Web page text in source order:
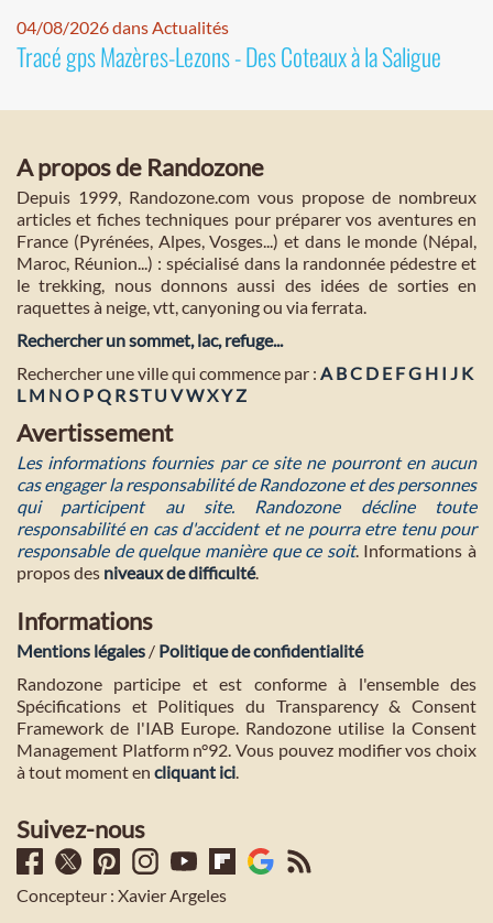
04/08/2026 dans Actualités
Tracé gps Mazères-Lezons - Des Coteaux à la Saligue
A propos de Randozone
Depuis 1999, Randozone.com vous propose de nombreux
articles et fiches techniques pour préparer vos aventures en
France (Pyrénées, Alpes, Vosges...) et dans le monde (Népal,
Maroc, Réunion...) : spécialisé dans la randonnée pédestre et
le trekking, nous donnons aussi des idées de sorties en
raquettes à neige, vtt, canyoning ou via ferrata.
Rechercher un sommet, lac, refuge...
Rechercher une ville qui commence par : A BC D E FG H I J K
L M NO PQ RST U VWXYZ
Avertissement
Les informations fournies par ce site ne pourront en aucun
cas engager la responsabilité de Randozone et des personnes
qui participent au site. Randozone décline toute
responsabilité en cas d'accident et ne pourra etre tenu pour
responsable de quelque manière que ce soit. Informations à
propos des niveaux de difficulté.
Informations
Mentions légales / Politique de confidentialité
Randozone participe et est conforme à l'ensemble des
Spécifications et Politiques du Transparency & Consent
Framework de l'IAB Europe. Randozone utilise la Consent
Management Platform n°92. Vous pouvez modifier vos choix
à tout moment en cliquant ici.
Suivez-nous
Concepteur : Xavier Argeles